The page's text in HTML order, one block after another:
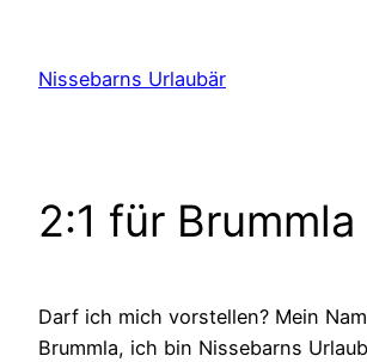
springen
Nissebarns Urlaubär
2:1 für Brummla
Darf ich mich vorstellen? Mein
Brummla, ich bin Nissebarns